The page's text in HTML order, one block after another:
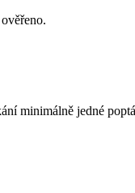
minimálně jedné